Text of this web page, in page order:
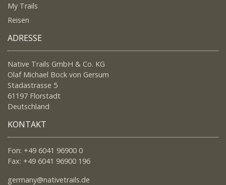
My Trails
Reisen
ADRESSE
Native Trails GmbH & Co. KG
Olaf Michael Bock von Gersum
Stadastrasse 5
61197 Florstadt
Deutschland
KONTAKT
Fon: +49 6041 96900 0
Fax: +49 6041 96900 196
germany@nativetrails.de